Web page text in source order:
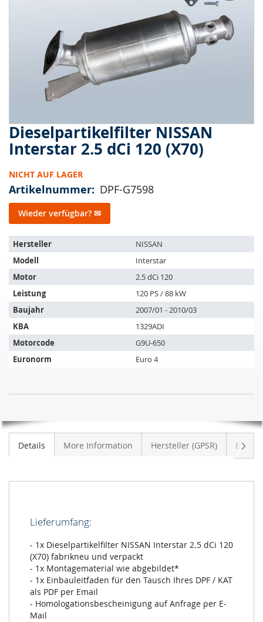
Dieselpartikelfilter NISSAN
Interstar 2.5 dCi 120 (X70)
NICHT AUF LAGER
Artikelnummer DPF-G7598
Wieder verfügbar? ✉
Der
Artikel
passt
auf
folgende
Fahrzeuge:
Hersteller
NISSAN
Modell
Interstar
Motor
2.5 dCi 120
Leistung
120 PS / 88 kW
Baujahr
2007/01 - 2010/03
KBA
1329ADI
Motorcode
G9U-650
Euronorm
Euro 4
Interstar
2.5
dCi
LAGER
Zum
Anfang
der
springen
Details More Information Hersteller (GPSR)
Lieferumfang:
- 1x Dieselpartikelfilter NISSAN Interstar 2.5 dCi 120
(X70) fabrikneu und verpackt
- 1x Montagematerial wie abgebildet*
- 1x Einbauleitfaden für den Tausch Ihres DPF / KAT
als PDF per Email
- Homologationsbescheinigung auf Anfrage per E-
Mail